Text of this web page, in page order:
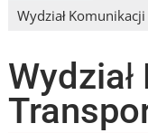
Wydział